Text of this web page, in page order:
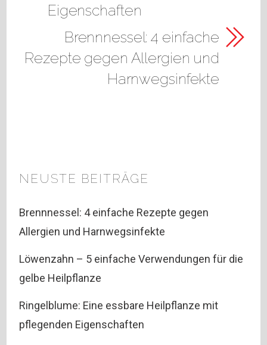
Eigenschaften
Brennnessel: 4 einfache
Rezepte gegen Allergien und
Harnwegsinfekte
NEUSTE BEITRÄGE
Brennnessel: 4 einfache Rezepte gegen
Allergien und Harnwegsinfekte
Löwenzahn – 5 einfache Verwendungen für die
gelbe Heilpflanze
Ringelblume: Eine essbare Heilpflanze mit
pflegenden Eigenschaften